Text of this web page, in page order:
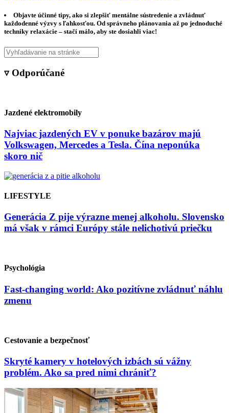
Objavte účinné tipy, ako si zlepšiť mentálne sústredenie a zvládnuť
každodenné výzvy s ľahkosťou. Od správneho plánovania až po jednoduché
techniky relaxácie – stačí málo, aby ste dosiahli viac!
▿ Odporúčané
Jazdené elektromobily
Najviac jazdených EV v ponuke bazárov majú
Volkswagen, Mercedes a Tesla. Čína neponúka
skoro nič
LIFESTYLE
Generácia Z pije výrazne menej alkoholu. Slovensko
má však v rámci Európy stále nelichotivú priečku
Psychológia
Fast-changing world: Ako pozitívne zvládnuť náhlu
zmenu
Cestovanie a bezpečnosť
Skryté kamery v hotelových izbách sú vážny
problém. Ako sa pred nimi chrániť?